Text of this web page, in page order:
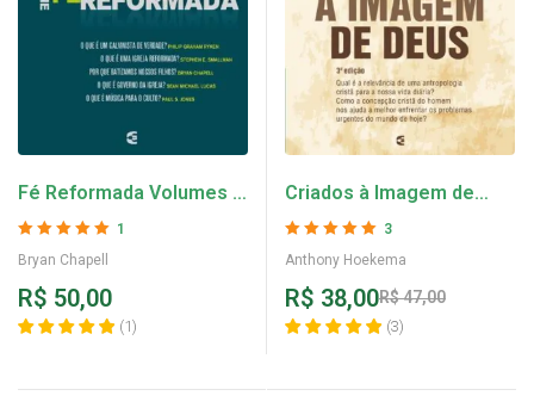
Fé Reformada Volumes 1
e 2 – Bryan Chapell
1
Bryan Chapell
R$ 50,00
(1)
Criados à Imagem de
Deus – Anthony
Hoekema
3
Anthony Hoekema
R$47,00
R$ 38,00
(3)